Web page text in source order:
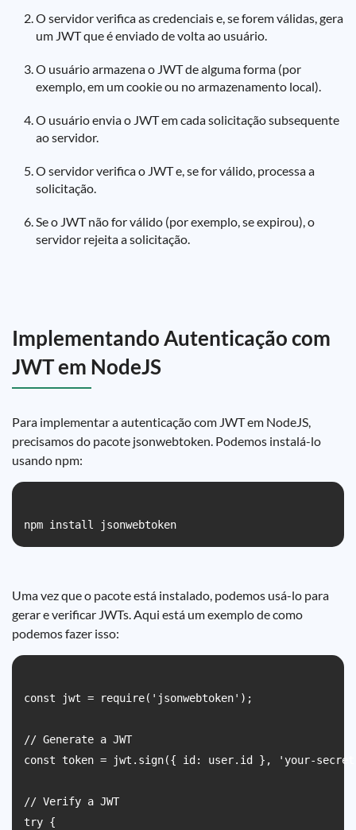
O servidor verifica as credenciais e, se forem válidas, gera
um JWT que é enviado de volta ao usuário.
O usuário armazena o JWT de alguma forma (por
exemplo, em um cookie ou no armazenamento local).
O usuário envia o JWT em cada solicitação subsequente
ao servidor.
O servidor verifica o JWT e, se for válido, processa a
solicitação.
Se o JWT não for válido (por exemplo, se expirou), o
servidor rejeita a solicitação.
Implementando Autenticação com
JWT em NodeJS
Para implementar a autenticação com JWT em NodeJS,
precisamos do pacote jsonwebtoken. Podemos instalá-lo
usando npm:
Uma vez que o pacote está instalado, podemos usá-lo para
gerar e verificar JWTs. Aqui está um exemplo de como
podemos fazer isso:
const jwt = require('jsonwebtoken');
// Generate a JWT
const token = jwt.sign({ id: user.id }, 'your-
// Verify a JWT
try {